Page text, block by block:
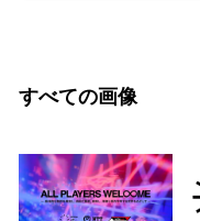
すべての画像